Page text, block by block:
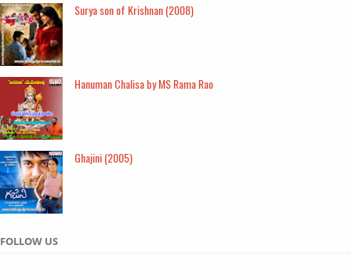
Surya son of Krishnan (2008)
Hanuman Chalisa by MS Rama Rao
Ghajini (2005)
FOLLOW US